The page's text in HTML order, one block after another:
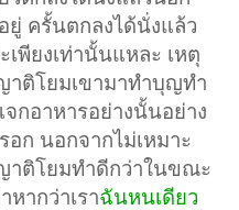
ยู่ ครั้นตกลงได้นั่งแล้ว
พียงเท่านั้นแหละ เหตุ
าติโยมเขามาทำบุญทำ
กอาหารอย่างนั้นอย่าง
อก นอกจากไม่เหมาะ
าติโยมทำดีกว่าในขณะ
หากว่าเราฉันหนเดียว